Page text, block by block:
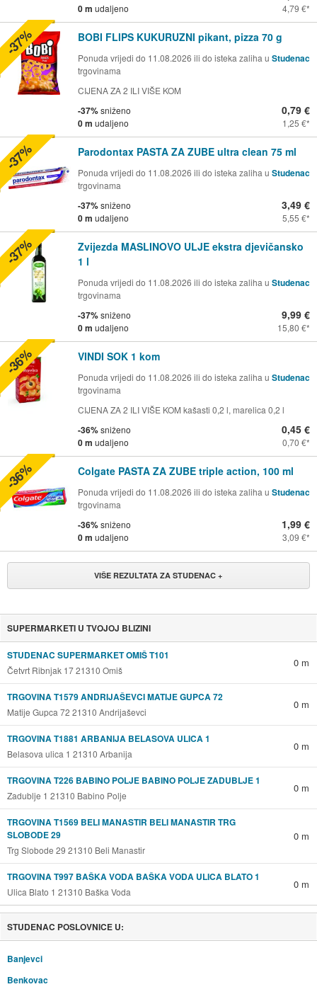
0 m udaljeno 4,79 €
BOBI FLIPS KUKURUZNI pikant, pizza 70 g
Ponuda vrijedi do 11.08.2026 ili do isteka zaliha u Studenac
trgovinama
CIJENA ZA 2 ILI VIŠE KOM
-37%sniženo
0 m udaljeno
0,79 €
1,25 €
-37%
Parodontax PASTA ZA ZUBE ultra clean 75 ml
Ponuda vrijedi do 11.08.2026 ili do isteka zaliha u Studenac
trgovinama
-37%sniženo
0 m udaljeno
3,49 €
5,55 €
-37%
Zvijezda MASLINOVO ULJE ekstra djevičansko
1 l
Ponuda vrijedi do 11.08.2026 ili do isteka zaliha u Studenac
trgovinama
-37%sniženo
0 m udaljeno
9,99 €
15,80 €
-37%
VINDI SOK 1 kom
Ponuda vrijedi do 11.08.2026 ili do isteka zaliha u Studenac
trgovinama
CIJENA ZA 2 ILI VIŠE KOM kašasti 0,2 l, marelica 0,2 l
-36%sniženo
0 m udaljeno
0,45 €
0,70 €
-36%
Colgate PASTA ZA ZUBE triple action, 100 ml
Ponuda vrijedi do 11.08.2026 ili do isteka zaliha u Studenac
trgovinama
-36%sniženo
0 m udaljeno
1,99 €
3,09 €
-36%
VIŠE REZULTATA ZA STUDENAC +
SUPERMARKETI U TVOJOJ BLIZINI
STUDENAC SUPERMARKET OMIŠ T101
Četvrt Ribnjak 17 21310 Omiš
0 m
TRGOVINA T1579 ANDRIJAŠEVCI MATIJE GUPCA 72
Matije Gupca 72 21310 Andrijaševci
0 m
TRGOVINA T1881 ARBANIJA BELASOVA ULICA 1
Belasova ulica 1 21310 Arbanija
0 m
TRGOVINA T226 BABINO POLJE BABINO POLJE ZADUBLJE 1
Zadublje 1 21310 Babino Polje
0 m
TRGOVINA T1569 BELI MANASTIR BELI MANASTIR TRG
SLOBODE 29
Trg Slobode 29 21310 Beli Manastir
0 m
TRGOVINA T997 BAŠKA VODA BAŠKA VODA ULICA BLATO 1
Ulica Blato 1 21310 Baška Voda
0 m
STUDENAC POSLOVNICE U:
Banjevci
Benkovac